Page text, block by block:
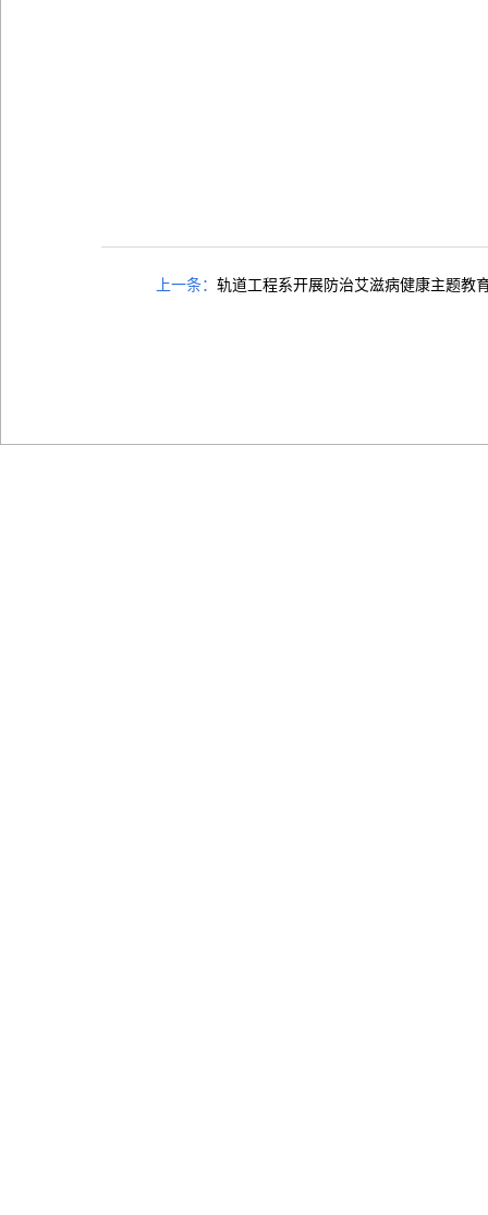
上一条：轨道工程系开展防治艾滋病健康主题教